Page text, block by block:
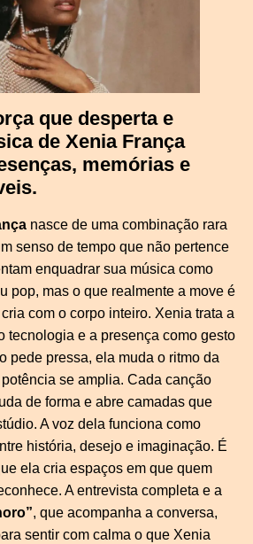
que desperta e
de Xenia França
memórias e
nasce de uma combinação rara
senso de tempo que não pertence
enquadrar sua música como
pop, mas o que realmente a move é
com o corpo inteiro. Xenia trata a
tecnologia e a presença como gesto
pede pressa, ela muda o ritmo da
se amplia. Cada canção
de forma e abre camadas que
A voz dela funciona como
história, desejo e imaginação. É
ela cria espaços em que quem
A entrevista completa e a
, que acompanha a conversa,
sentir com calma o que Xenia